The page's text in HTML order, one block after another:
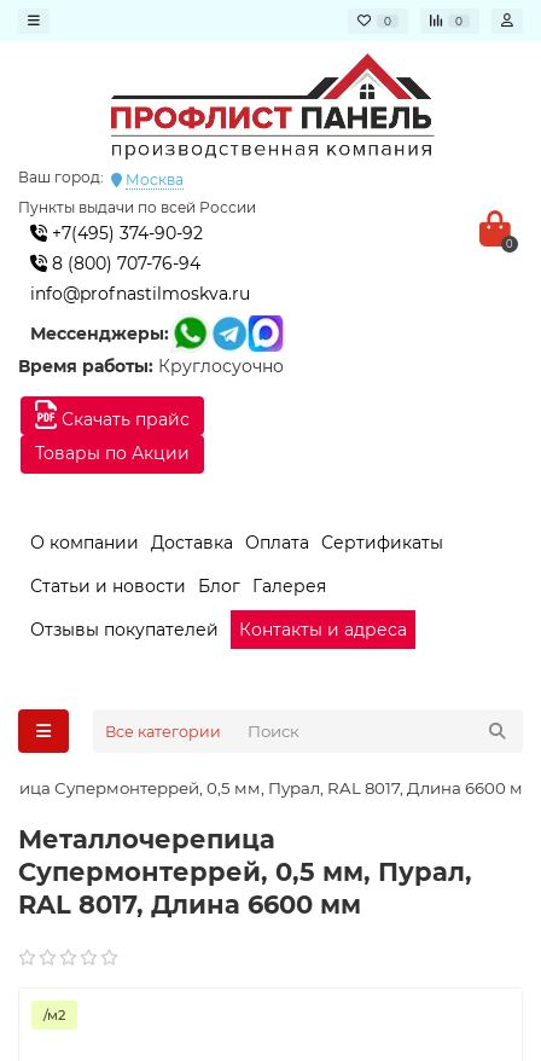
0 0
Скачать прайс
Товары по Акции
Ваш город:
Москва
Пункты выдачи по всей России
+7(495) 374-90-92
8 (800) 707-76-94
info@profnastilmoskva.ru
Мессенджеры:
Время работы: Круглосуочно
0
О компании Доставка Оплата
Сертификаты
Статьи и новости
Блог
Галерея
Отзывы покупателей
Контакты и адреса
Все категории
Супермонтеррей, 0,5 мм, Пурал, RAL 8017, Длина 6600 мм
Металлочерепица
Супермонтеррей, 0,5 мм, Пурал,
RAL 8017, Длина 6600 мм
/м2